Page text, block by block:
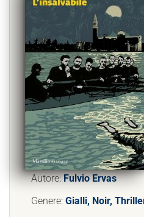
Autore:Fulvio Ervas
Genere: Gialli, Noir,